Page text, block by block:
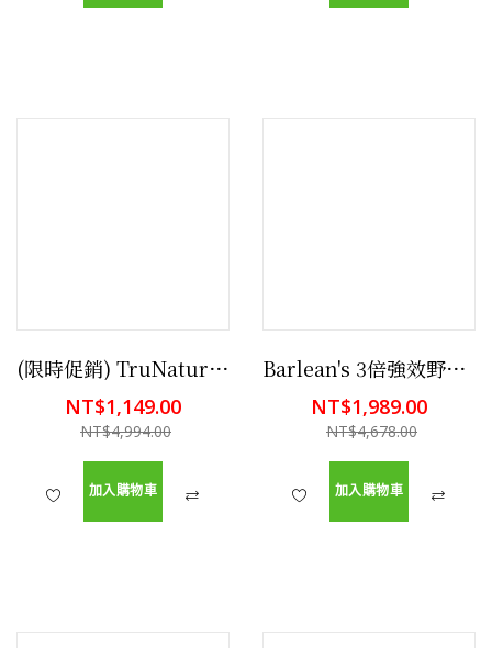
(限時促銷) TruNature 銀杏 - 添加長春乙脂 340顆 有益失智症,提升記憶及專注力
NT$1,149.00
NT$4,994.00
加入購物車
Barlean's 3倍強效野生魚油 16盎司 檸檬風味(特大包)
NT$1,989.00
NT$4,678.00
加入購物車